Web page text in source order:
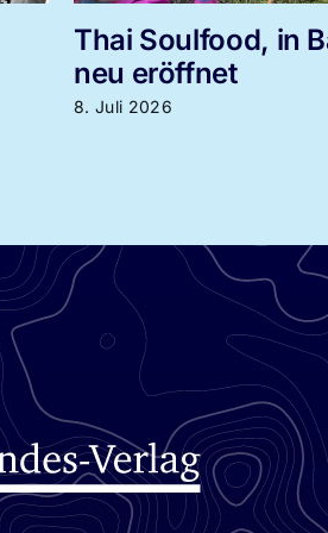
Herzschlag
Frohbotschaft
lebendig wird